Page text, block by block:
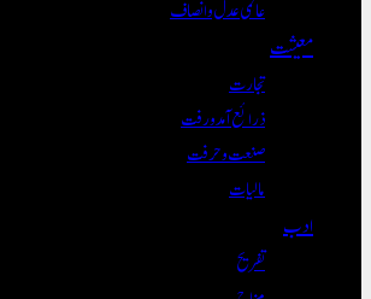
عالمی عدل و انصاف
معیشت
تجارت
ذرائع آمدورفت
صنعت و حرفت
مالیات
ادب
تفریح